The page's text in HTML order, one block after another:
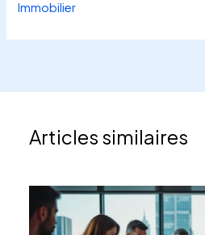
Immobilier
Articles similaires